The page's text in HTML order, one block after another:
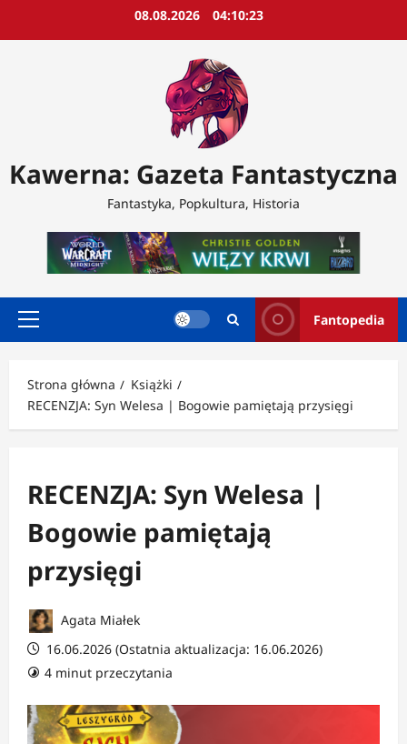
08.08.2026 04:10:25
Kawerna: Gazeta Fantastyczna
Fantastyka, Popkultura, Historia
Menu
Fantopedia
Strona główna
Książki
RECENZJA: Syn Welesa | Bogowie pamiętają przysięgi
RECENZJA: Syn Welesa |
Bogowie pamiętają
przysięgi
Agata Miałek
16.06.2026 (Ostatnia aktualizacja: 16.06.2026)
4 minut przeczytania